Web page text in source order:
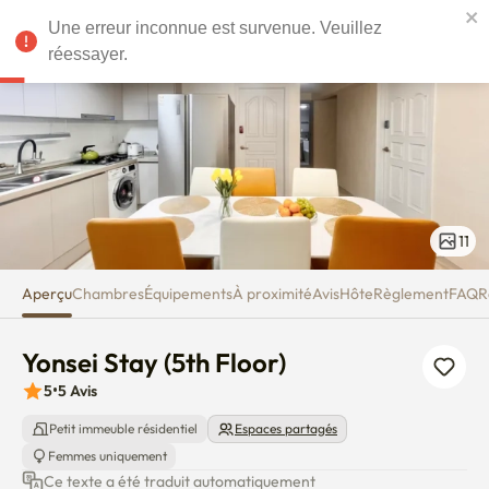
Yonsei Stay (5th Floor)
EUR
11
AperçuChambresÉquipementsÀ proximitéAvisHôteRèglementFAQ
Yonsei Stay (5th Floor)
5•5Avis
Petit immeuble résidentiel
Espaces partagés
Femmes uniquement
Ce texte a été traduit automatiquement
Une erreur inconnue est survenue. Veuillez